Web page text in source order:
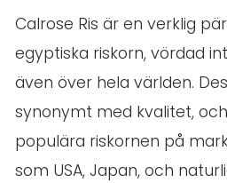
Calrose Ris är en verklig
egyptiska riskorn, vördad
även över hela världen.
synonymt med kvalitet,
populära riskornen på
som USA, Japan, och